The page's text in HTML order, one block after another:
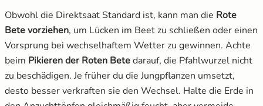
Obwohl die Direktsaat Standard ist, kann man die Rote
Bete vorziehen, um Lücken im Beet zu schließen oder einen
Vorsprung bei wechselhaftem Wetter zu gewinnen. Achte
beim Pikieren der Roten Betedarauf, die Pfahlwurzel nicht
zu beschädigen. Je früher du die Jungpflanzen umsetzt,
desto besser verkraften sie den Wechsel. Halte die Erde in